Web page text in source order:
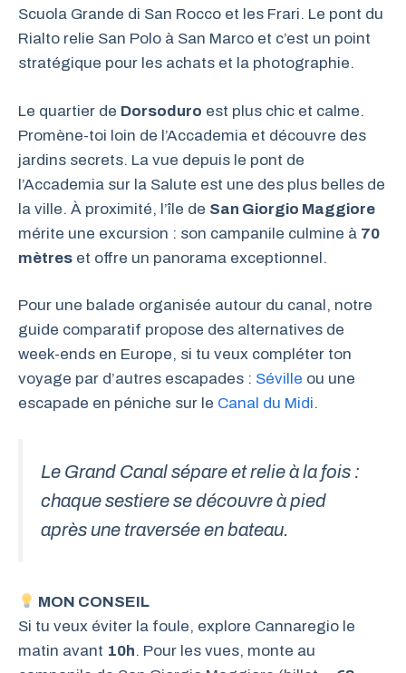
Scuola Grande di San Rocco et les Frari. Le pont du
Rialto relie San Polo à San Marco et c’est un point
stratégique pour les achats et la photographie.
Le quartier de Dorsoduro est plus chic et calme.
Promène-toi loin de l’Accademia et découvre des
jardins secrets. La vue depuis le pont de
l’Accademia sur la Salute est une des plus belles de
la ville. À proximité, l’île de San Giorgio Maggiore
mérite une excursion : son campanile culmine à 70
mètres et offre un panorama exceptionnel.
Pour une balade organisée autour du canal, notre
guide comparatif propose des alternatives de
week-ends en Europe, si tu veux compléter ton
voyage par d’autres escapades : Séville ou une
escapade en péniche sur le Canal du Midi.
Le Grand Canal sépare et relie à la fois :
chaque sestiere se découvre à pied
après une traversée en bateau.
MON CONSEIL
Si tu veux éviter la foule, explore Cannaregio le
matin avant 10h. Pour les vues, monte au